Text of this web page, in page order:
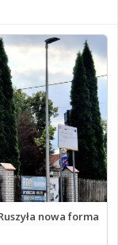
nowa forma